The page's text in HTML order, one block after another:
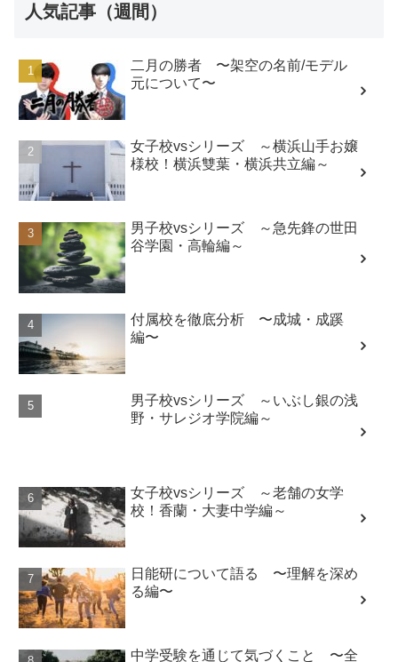
人気記事（週間）
二月の勝者 〜架空の名前/モデル
元について〜
女子校vsシリーズ ～横浜山手お嬢
様校！横浜雙葉・横浜共立編～
男子校vsシリーズ ～急先鋒の世田
谷学園・高輪編～
付属校を徹底分析 〜成城・成蹊
編〜
男子校vsシリーズ ～いぶし銀の浅
野・サレジオ学院編～
女子校vsシリーズ ～老舗の女学
校！香蘭・大妻中学編～
日能研について語る 〜理解を深め
る編〜
中学受験を通じて気づくこと 〜全